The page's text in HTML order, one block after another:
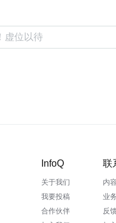
InfoQ
关于我们
我要投稿
合作伙伴
联
内
业
反